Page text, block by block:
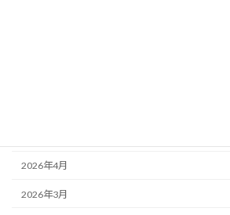
2026年4月
2026年3月